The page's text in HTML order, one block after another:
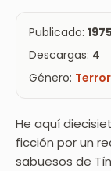
Publicado:
Descargas: 4
Género: Terror
He aquí
ficción por un
sabuesos de